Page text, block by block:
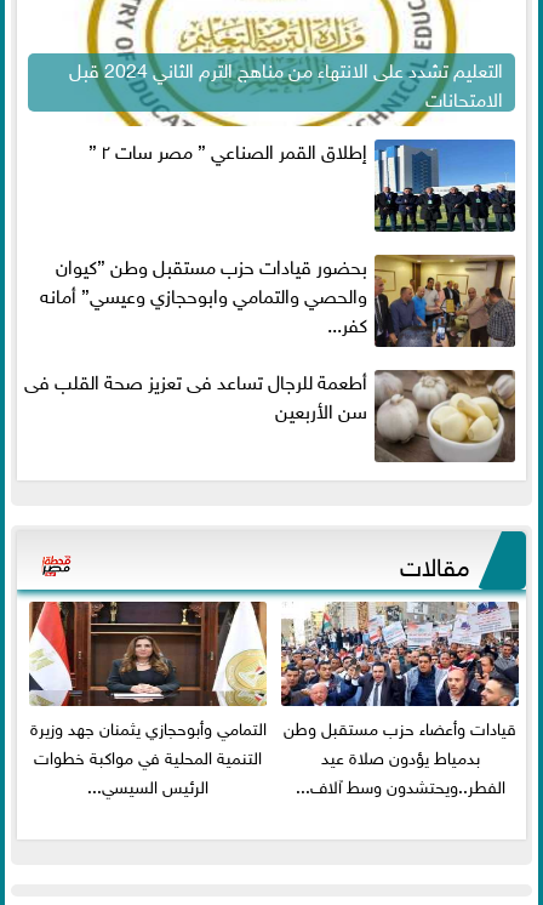
التعليم تشدد على الانتهاء من مناهج الترم الثاني 2024 قبل
الامتحانات
إطلاق القمر الصناعي ” مصر سات ٢ ”
بحضور قيادات حزب مستقبل وطن ”كيوان
والحصي والتمامي وابوحجازي وعيسي” أمانه
كفر...
أطعمة للرجال تساعد فى تعزيز صحة القلب فى
سن الأربعين
مقالات
قيادات وأعضاء حزب مستقبل وطن
بدمياط يؤدون صلاة عيد
الفطر..ويحتشدون وسط آلاف...
التمامي وأبوحجازي يثمنان جهد وزيرة
التنمية المحلية في مواكبة خطوات
الرئيس السيسي...